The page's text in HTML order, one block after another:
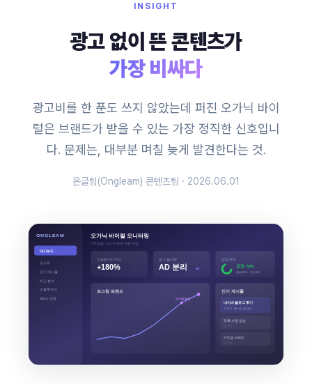
INSIGHT
광고 없이 뜬 콘텐츠가
가장 비싸다
광고비를 한 푼도 쓰지 않았는데 퍼진 오가닉 바이
럴은 브랜드가 받을 수 있는 가장 정직한 신호입니
다. 문제는, 대부분 며칠 늦게 발견한다는 것.
온글림(Ongleam) 콘텐츠팀 · 2026.06.01